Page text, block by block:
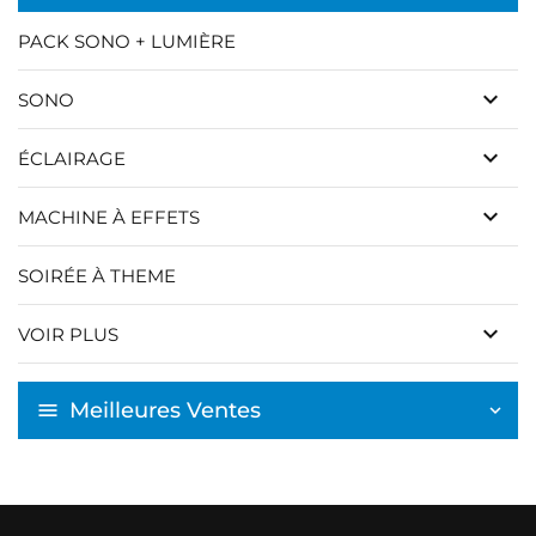
PACK SONO + LUMIÈRE
SONO keyboard_arrow_down
ÉCLAIRAGE keyboard_arrow_down
MACHINE À EFFETS keyboard_arrow_down
SOIRÉE À THEME
VOIR PLUS keyboard_arrow_down
Meilleures Ventes